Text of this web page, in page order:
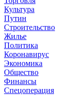
Культура
Путин
Строительство
Жилье
Политика
Коронавирус
Экономика
Общество
Финансы
Спецоперация